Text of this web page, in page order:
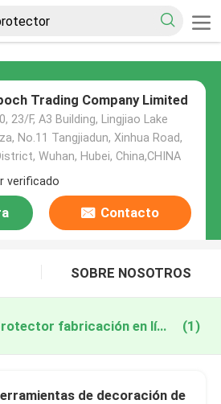
Trading Company Limited
23/F, A3 Building, Lingjiao Lake
No.11 Tangjiadun, Xinhua Road,
Wuhan, Hubei, China,CHINA
verificado
Contacto
SOBRE NOSOTROS
doorway dust protector fabricación en línea (1)
de decoración de